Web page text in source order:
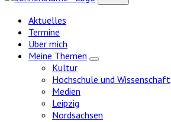
Aktuelles
Termine
Über mich
Meine Themen
Zeige
Kultur
Hochschule und Wissenschaft
Medien
Leipzig
Nordsachsen